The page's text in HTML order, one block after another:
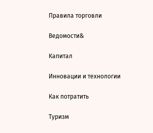
Правила торговли
Ведомости&
Капитал
Инновации и технологии
Как потратить
Туризм